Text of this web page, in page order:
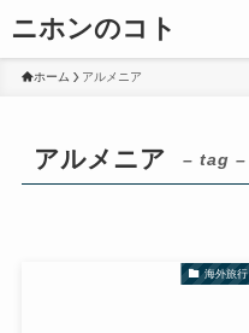
ニホンのコト
ホーム アルメニア
アルメニア – tag –
海外旅行